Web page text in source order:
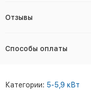
Отзывы
Способы оплаты
Категории: 5-5,9 кВт